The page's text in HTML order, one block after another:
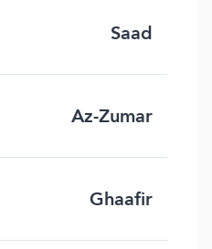
Saad
Az-Zumar
Ghaafir